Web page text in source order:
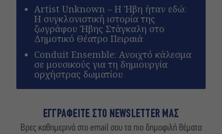
Artist Unknown – Η Ήβη ήταν εδώ:
Η συγκλονιστική ιστορία της
ζωγράφου Ήβης Στάγκαλη στο
Δημοτικό Θέατρο Πειραιά
Conduit Ensemble: Ανοιχτό κάλεσμα
σε μουσικούς για τη δημιουργία
ορχήστρας δωματίου
ΕΓΓΡΑΦΕΙΤΕ ΣΤΟ NEWSLETTER ΜΑΣ
Βρες καθημερινά στο email σου τα πιο δημοφιλή θέματα